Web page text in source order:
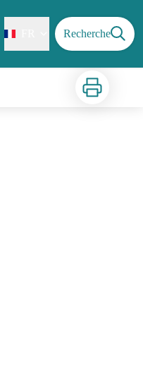
Recherche
Imprimer